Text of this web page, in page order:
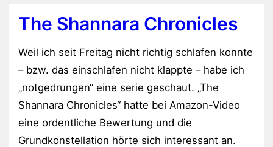
The Shannara Chronicles
Weil ich seit Freitag nicht richtig schlafen konnte
– bzw. das einschlafen nicht klappte – habe ich
„notgedrungen“ eine serie geschaut. „The
Shannara Chronicles“ hatte bei Amazon-Video
eine ordentliche Bewertung und die
Grundkonstellation hörte sich interessant an.